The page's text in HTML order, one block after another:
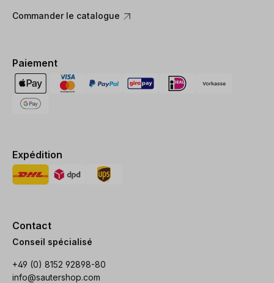
Commander le catalogue
Paiement
Expédition
Contact
Conseil spécialisé
+49 (0) 8152 92898-80
info@sautershop.com